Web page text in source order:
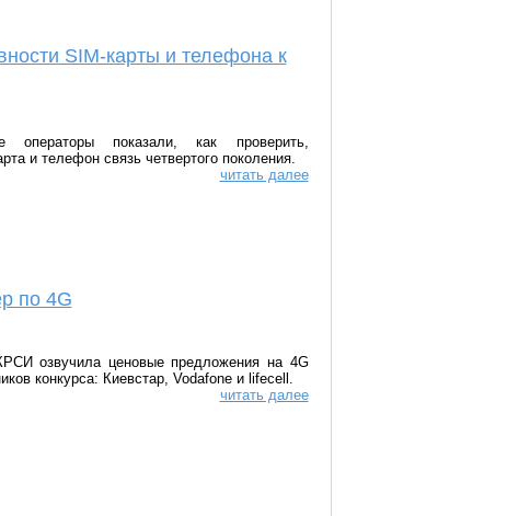
SIM-карты и телефона к
операторы показали, как проверить,
и телефон связь четвертого поколения.
читать далее
по 4G
озвучила ценовые предложения на 4G
конкурса: Киевстар, Vodafone и lifecell.
читать далее